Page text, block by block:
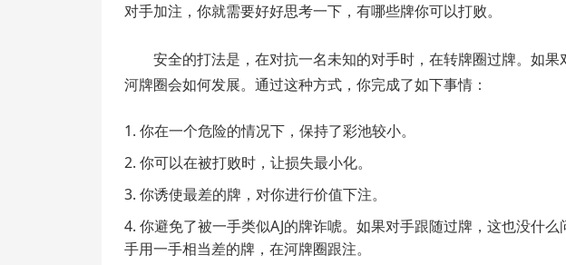
对手加注，你就需要好好思考一下，有哪些牌你可以打败。
安全的打法是，在对抗一名未知的对手时，在转牌圈过牌。如
河牌圈会如何发展。通过这种方式，你完成了如下事情：
你在一个危险的情况下，保持了彩池较小。
你可以在被打败时，让损失最小化。
你诱使最差的牌，对你进行价值下注。
你避免了被一手类似AJ的牌诈唬。如果对手跟随过牌，这也没什
手用一手相当差的牌，在河牌圈跟注。